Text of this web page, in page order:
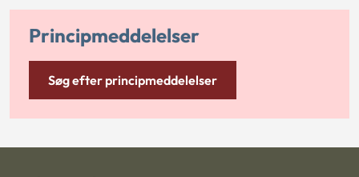
Principmeddelelser
Søg efter principmeddelelser